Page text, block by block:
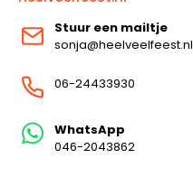
Stuur een mailtje
sonja@heelveelfeest.nl
06-24433930
WhatsApp
046-2043862